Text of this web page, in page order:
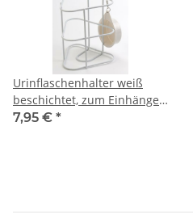
Urinflaschenhalter weiß
beschichtet, zum Einhängen
am Bett
7,95 € *